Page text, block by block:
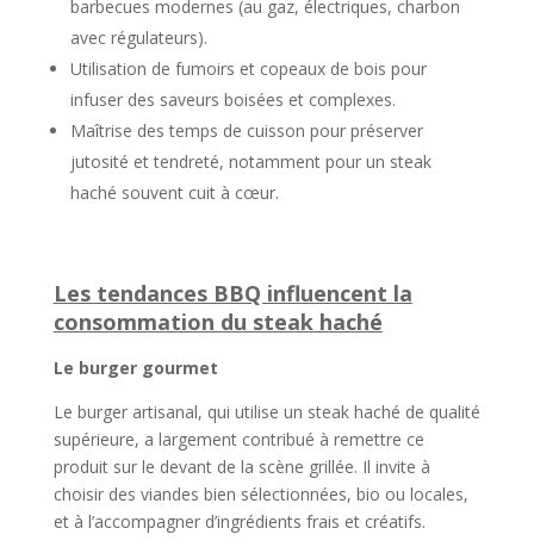
barbecues modernes (au gaz, électriques, charbon
avec régulateurs).
Utilisation de fumoirs et copeaux de bois pour
infuser des saveurs boisées et complexes.
Maîtrise des temps de cuisson pour préserver
jutosité et tendreté, notamment pour un steak
haché souvent cuit à cœur.
Les tendances BBQ influencent la
consommation du steak haché
Le burger gourmet
Le burger artisanal, qui utilise un steak haché de qualité
supérieure, a largement contribué à remettre ce
produit sur le devant de la scène grillée. Il invite à
choisir des viandes bien sélectionnées, bio ou locales,
et à l’accompagner d’ingrédients frais et créatifs.